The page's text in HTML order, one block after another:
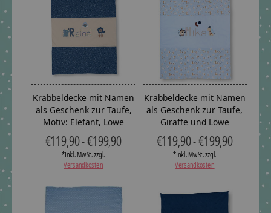
Krabbeldecke mit Namen
als Geschenk zur Taufe,
Motiv: Elefant, Löwe
€119,90 - €199,90
*Inkl. MwSt. zzgl.
Versandkosten
Krabbeldecke mit Namen
als Geschenk zur Taufe,
Giraffe und Löwe
€119,90 - €199,90
*Inkl. MwSt. zzgl.
Versandkosten